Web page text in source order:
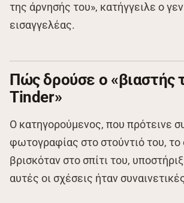
της άρνησής του», κατήγγειλε ο
εισαγγελέας.
Πώς δρούσε ο «βιαστής
Tinder»
Ο κατηγορούμενος, που πρότεινε
φωτογραφίας στο στούντιό του, το
βρισκόταν στο σπίτι του,
αυτές οι σχέσεις ήταν